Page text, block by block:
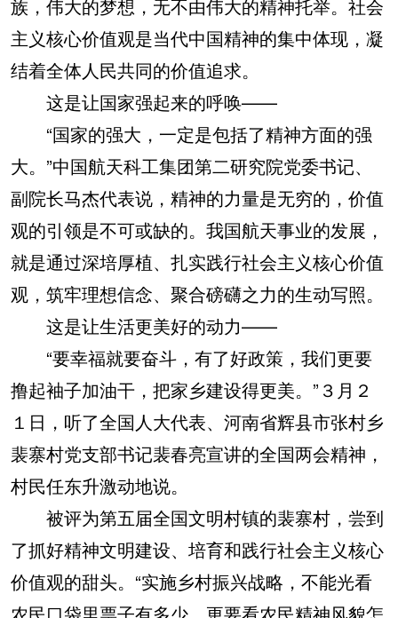
族，伟大的梦想，无不由伟大的精神托举。社会
主义核心价值观是当代中国精神的集中体现，凝
结着全体人民共同的价值追求。
这是让国家强起来的呼唤——
“国家的强大，一定是包括了精神方面的强
大。”中国航天科工集团第二研究院党委书记、
副院长马杰代表说，精神的力量是无穷的，价值
观的引领是不可或缺的。我国航天事业的发展，
就是通过深培厚植、扎实践行社会主义核心价值
观，筑牢理想信念、聚合磅礴之力的生动写照。
这是让生活更美好的动力——
“要幸福就要奋斗，有了好政策，我们更要
撸起袖子加油干，把家乡建设得更美。”３月２
１日，听了全国人大代表、河南省辉县市张村乡
裴寨村党支部书记裴春亮宣讲的全国两会精神，
村民任东升激动地说。
被评为第五届全国文明村镇的裴寨村，尝到
了抓好精神文明建设、培育和践行社会主义核心
价值观的甜头。“实施乡村振兴战略，不能光看